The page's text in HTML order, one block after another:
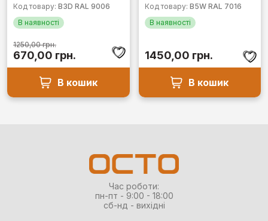
5
Код товару: B3D RAL 9006
В наявності
1250,00грн.
Оригінальна
ціна:
1250,00 грн..
670,00 грн. Поточна
ціна:
670,00 грн..
В кошик
5
Код товару: B5W RAL 7016
В наявності
1450,00 грн.
В кошик
Час роботи:
пн-пт - 9:00 - 18:00
сб-нд - вихідні